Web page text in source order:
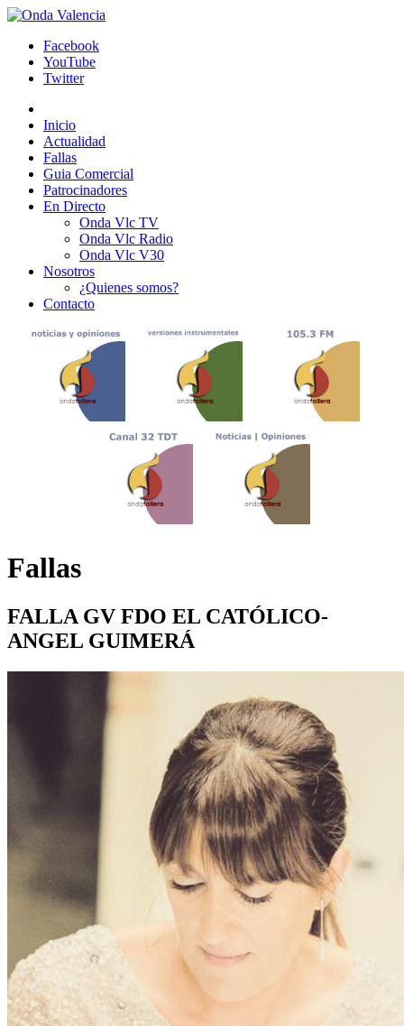
Facebook
YouTube
Twitter
Inicio
Actualidad
Fallas
Guia Comercial
Patrocinadores
En Directo
Onda Vlc TV
Onda Vlc Radio
Onda Vlc V30
Nosotros
¿Quienes somos?
Contacto
Fallas
FALLA GV FDO EL CATÓLICO-
ANGEL GUIMERÁ